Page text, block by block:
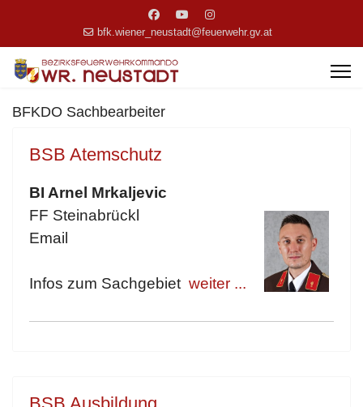
bfk.wiener_neustadt@feuerwehr.gv.at
BFKDO Sachbearbeiter
BSB Atemschutz
BI Arnel Mrkaljevic
FF Steinabrückl
Email
Infos zum Sachgebiet weiter ...